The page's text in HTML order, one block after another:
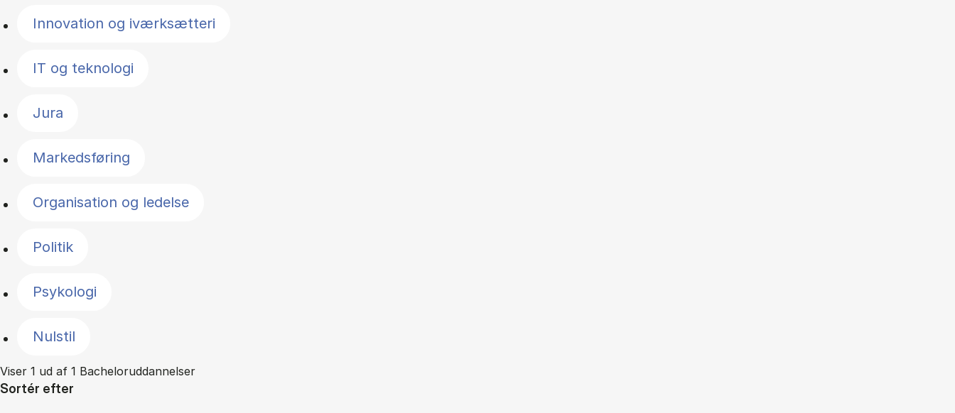
Innovation og iværksætteri
IT og teknologi
Jura
Markedsføring
Organisation og ledelse
Politik
Psykologi
Nulstil
Viser 1 ud af 1 Bacheloruddannelser
Sortér efter